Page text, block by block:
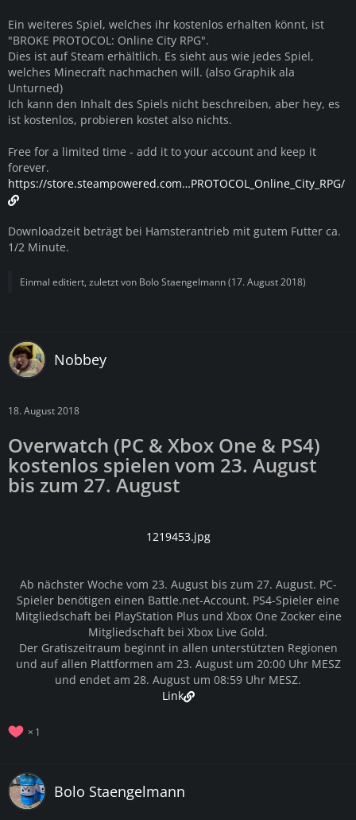
Ein weiteres Spiel, welches ihr kostenlos erhalten könnt, ist
"BROKE PROTOCOL: Online City RPG".
Dies ist auf Steam erhältlich. Es sieht aus wie jedes Spiel,
welches Minecraft nachmachen will. (also Graphik ala
Unturned)
Ich kann den Inhalt des Spiels nicht beschreiben, aber hey, es
ist kostenlos, probieren kostet also nichts.
Free for a limited time - add it to your account and keep it
forever.
https://store.steampowered.com…PROTOCOL_Online_City_RPG/
Downloadzeit beträgt bei Hamsterantrieb mit gutem Futter ca.
1/2 Minute.
Einmal editiert, zuletzt von Bolo Staengelmann(17. August 2018)
Nobbey
18. August 2018
Overwatch (PC & Xbox One & PS4)
kostenlos spielen vom 23. August
bis zum 27. August
1219453.jpg
Ab nächster Woche vom 23. August bis zum 27. August. PC-
Spieler benötigen einen Battle.net-Account. PS4-Spieler eine
Mitgliedschaft bei PlayStation Plus und Xbox One Zocker eine
Mitgliedschaft bei Xbox Live Gold.
Der Gratiszeitraum beginnt in allen unterstützten Regionen
und auf allen Plattformen am 23. August um 20:00 Uhr MESZ
und endet am 28. August um 08:59 Uhr MESZ.
Link
1
Bolo Staengelmann